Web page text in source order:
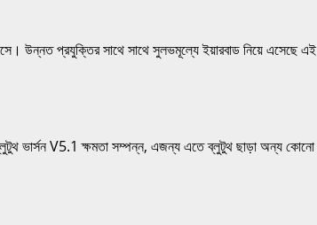
প্রযুক্তির সাথে সাথে সুলভমূল্যে ইয়ারবাড নিয়ে
V5.1 ক্ষমতা সম্পন্ন, এজন্য এতে ব্লুটুথ ছাড়া অন্য কোনো